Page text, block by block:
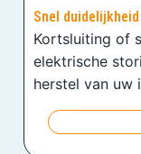
Snel
Kortsluiting of
elektrische
herstel van uw